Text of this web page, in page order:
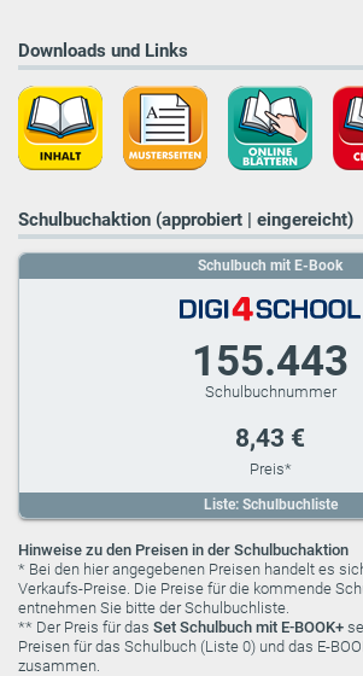
Downloads und Links
Schulbuchaktion (approbiert | eingereicht)
Liste: Schulbuchliste
Schulbuch mit E-Book
155.443
8,43 €
Hinweise zu den Preisen in der Schulbuchaktion
* Bei den hier angegebenen Preisen handelt es
Verkaufs-Preise. Die Preise für die kommende
entnehmen Sie bitte der Schulbuchliste.
** Der Preis für das Set Schulbuch mit E-BOOK+
Preisen für das Schulbuch (Liste 0) und das E-
zusammen.